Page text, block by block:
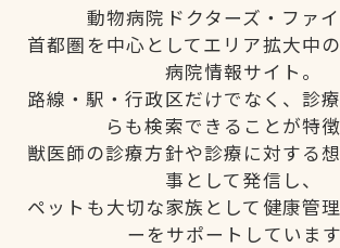
動物病院ドクターズ・ファイ
首都圏を中心としてエリア拡大中
病院情報サイト。
路線・駅・行政区だけでなく、診
らも検索できることが特徴
獣医師の診療方針や診療に対する
事として発信し、
ペットも大切な家族として健康管
ーをサポートしています